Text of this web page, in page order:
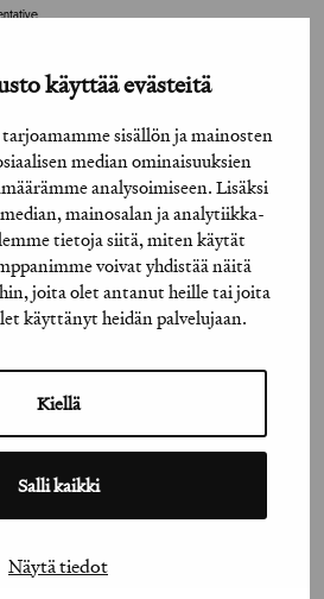
käyttää evästeitä
sisällön ja mainosten
median ominaisuuksien
analysoimiseen. Lisäksi
mainosalan ja analytiikka-
tietoja siitä, miten käytät
voivat yhdistää näitä
joita olet antanut heille tai joita
käyttänyt heidän palvelujaan.
Kiellä
Salli kaikki
Näytä tiedot